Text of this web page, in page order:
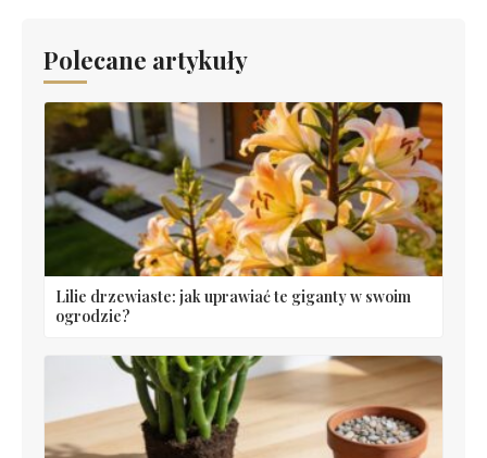
Polecane artykuły
Lilie drzewiaste: jak uprawiać te giganty w swoim
ogrodzie?